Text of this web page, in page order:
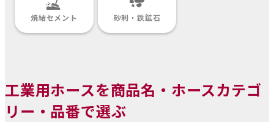
焼結セメント 砂利・鉄鉱石
工業用ホースを商品名・ホースカテゴ
リー・品番で選ぶ